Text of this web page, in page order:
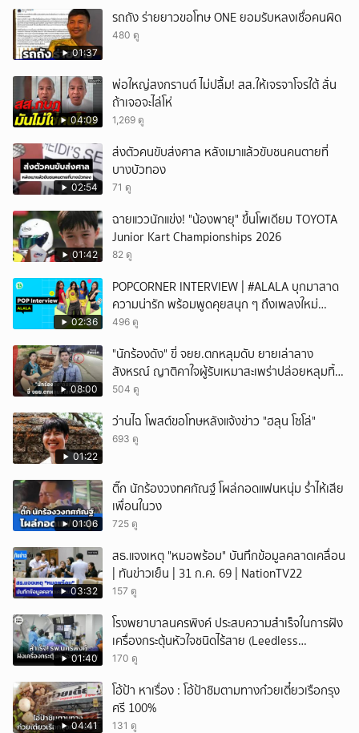
01:37
รถถัง ร่ายยาวขอโทษ ONE ยอมรับหลงเชื่อคนผิด
480 ดู
04:09
พ่อใหญ่สงกรานต์ ไม่ปลื้ม! สส.ให้เจรจาโจรใต้ ลั่น
ถ้าเจอจะไล่โห่
1,269 ดู
02:54
ส่งตัวคนขับส่งศาล หลังเมาแล้วขับชนคนตายที่
บางบัวทอง
71 ดู
01:42
ฉายแววนักแข่ง! "น้องพายุ" ขึ้นโพเดียม TOYOTA
Junior Kart Championships 2026
82 ดู
02:36
POPCORNER INTERVIEW | #ALALA บุกมาสาด
ความน่ารัก พร้อมพูดคุยสนุก ๆ ถึงเพลงใหม่
'ON&OFF'
496 ดู
08:00
"นักร้องดัง" ขี่ จยย.ตกหลุมดับ ยายเล่าลาง
สังหรณ์ ญาติคาใจผู้รับเหมาสะเพร่าปล่อยหลุมทิ้ง
ไว้ 3 เดือน เพิ่งปิดหลังเกิดเหตุ
504 ดู
01:22
ว่านไฉ โพสต์ขอโทษหลังแจ้งข่าว "ฮลุน โซโล่"
693 ดู
01:06
ติ๊ก นักร้องวงทศกัณฐ์ โผล่กอดแฟนหนุ่ม ร่ำไห้เสีย
เพื่อนในวง
725 ดู
03:32
สธ.แจงเหตุ "หมอพร้อม" บันทึกข้อมูลคลาดเคลื่อน
| ทันข่าวเย็น | 31 ก.ค. 69 | NationTV22
157 ดู
01:40
โรงพยาบาลนครพิงค์ ประสบความสำเร็จในการฝัง
เครื่องกระตุ้นหัวใจชนิดไร้สาย (Leedless
Pacemaker) ผ่านสายสวนหลอดเลือดที่ขาหนีบ
170 ดู
04:41
โอ้ป้า หาเรื่อง : โอ้ป้าชิมตามทางก๋วยเตี๋ยวเรือกรุง
ศรี 100%
131 ดู